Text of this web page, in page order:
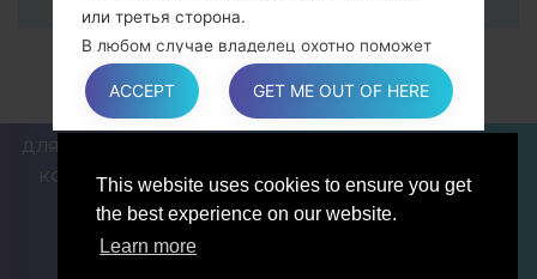
This website uses cookies to ensure you get
the best experience on our website.
Learn more
ДЛЯ БЛОГЕРОВ И ПИСАТЕЛЕЙ
КОНТАКТЫ
ПОЛИТИКА КОНФИДЕНЦИАЛЬНОСТИ
УСЛОВИЯ ОБСЛУЖИВАНИЯ
или третья сторона.
В любом случае владелец охотно поможет
объяснить конкретную правовую основу,
которая применяется к обработке, и в
частности, является ли предоставление
договорным условием, или же условием,
необходимым для заключения договора.
ACCEPT GET ME OUT OF HERE